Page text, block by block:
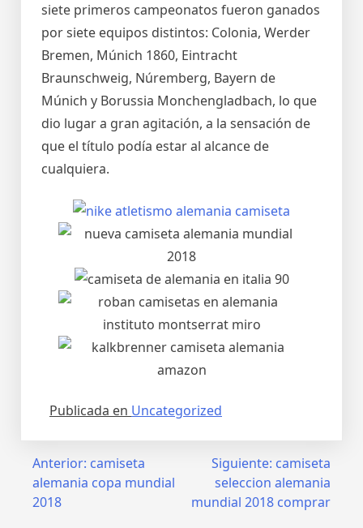
siete primeros campeonatos fueron ganados
por siete equipos distintos: Colonia, Werder
Bremen, Múnich 1860, Eintracht
Braunschweig, Núremberg, Bayern de
Múnich y Borussia Monchengladbach, lo que
dio lugar a gran agitación, a la sensación de
que el título podía estar al alcance de
cualquiera.
Publicada en Uncategorized
Navegación
Anterior: camiseta
alemania copa mundial
2018
Siguiente: camiseta
seleccion alemania
mundial 2018 comprar